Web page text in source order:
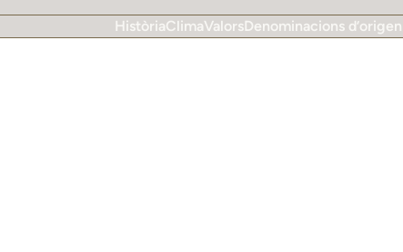
HistòriaClimaValorsDenominacions d’origen